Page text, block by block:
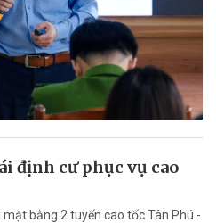
định cư phục vụ cao
bằng 2 tuyến cao tốc Tân Phú -